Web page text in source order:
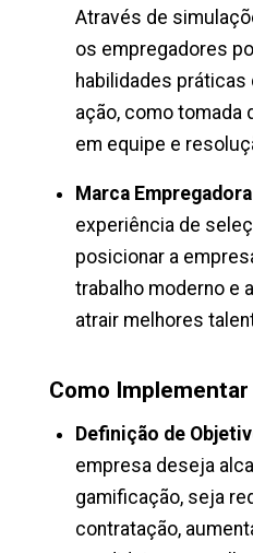
Através de
os empregadores
habilidades
ação, como tomada
em equipe e
Marca
experiência de
posicionar a
trabalho moderno e
atrair melhores
Como Implementar
Definição de
empresa deseja
gamificação, seja
contratação,